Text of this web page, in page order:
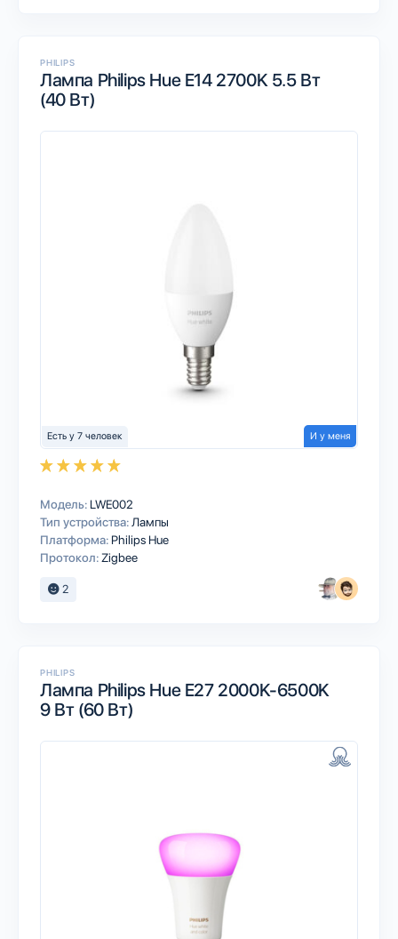
PHILIPS
Лампа Philips Hue E14 2700K 5.5 Вт
(40 Вт)
Есть у 7 человек И у меня
Модель: LWE002
Тип устройства: Лампы
Платформа: Philips Hue
Протокол: Zigbee
2
PHILIPS
Лампа Philips Hue E27 2000K-6500K
9 Вт (60 Вт)